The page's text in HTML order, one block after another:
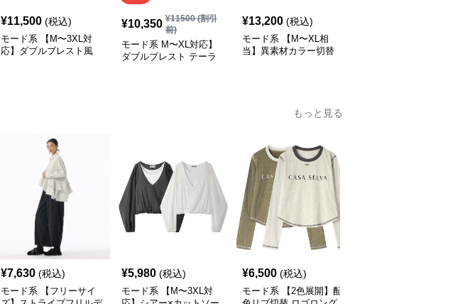
¥11,500 (税込)
モード系 【M〜3XL対
応】ダブルブレスト風
¥10,350 ¥11500(割引
前)
モード系 M〜XL対応】
ダブルブレスト テーラ
¥13,200 (税込)
モード系 【M〜XL相
当】異素材カラー切替
もっと見る
¥7,630 (税込)
モード系 【フリーサイ
¥5,980 (税込)
モード系 【M〜3XL対
¥6,500 (税込)
モード系 【2色展開】配